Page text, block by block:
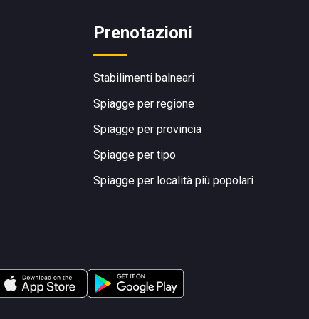
Prenotazioni
Stabilimenti balneari
Spiagge per regione
Spiagge per provincia
Spiagge per tipo
Spiagge per località più popolari